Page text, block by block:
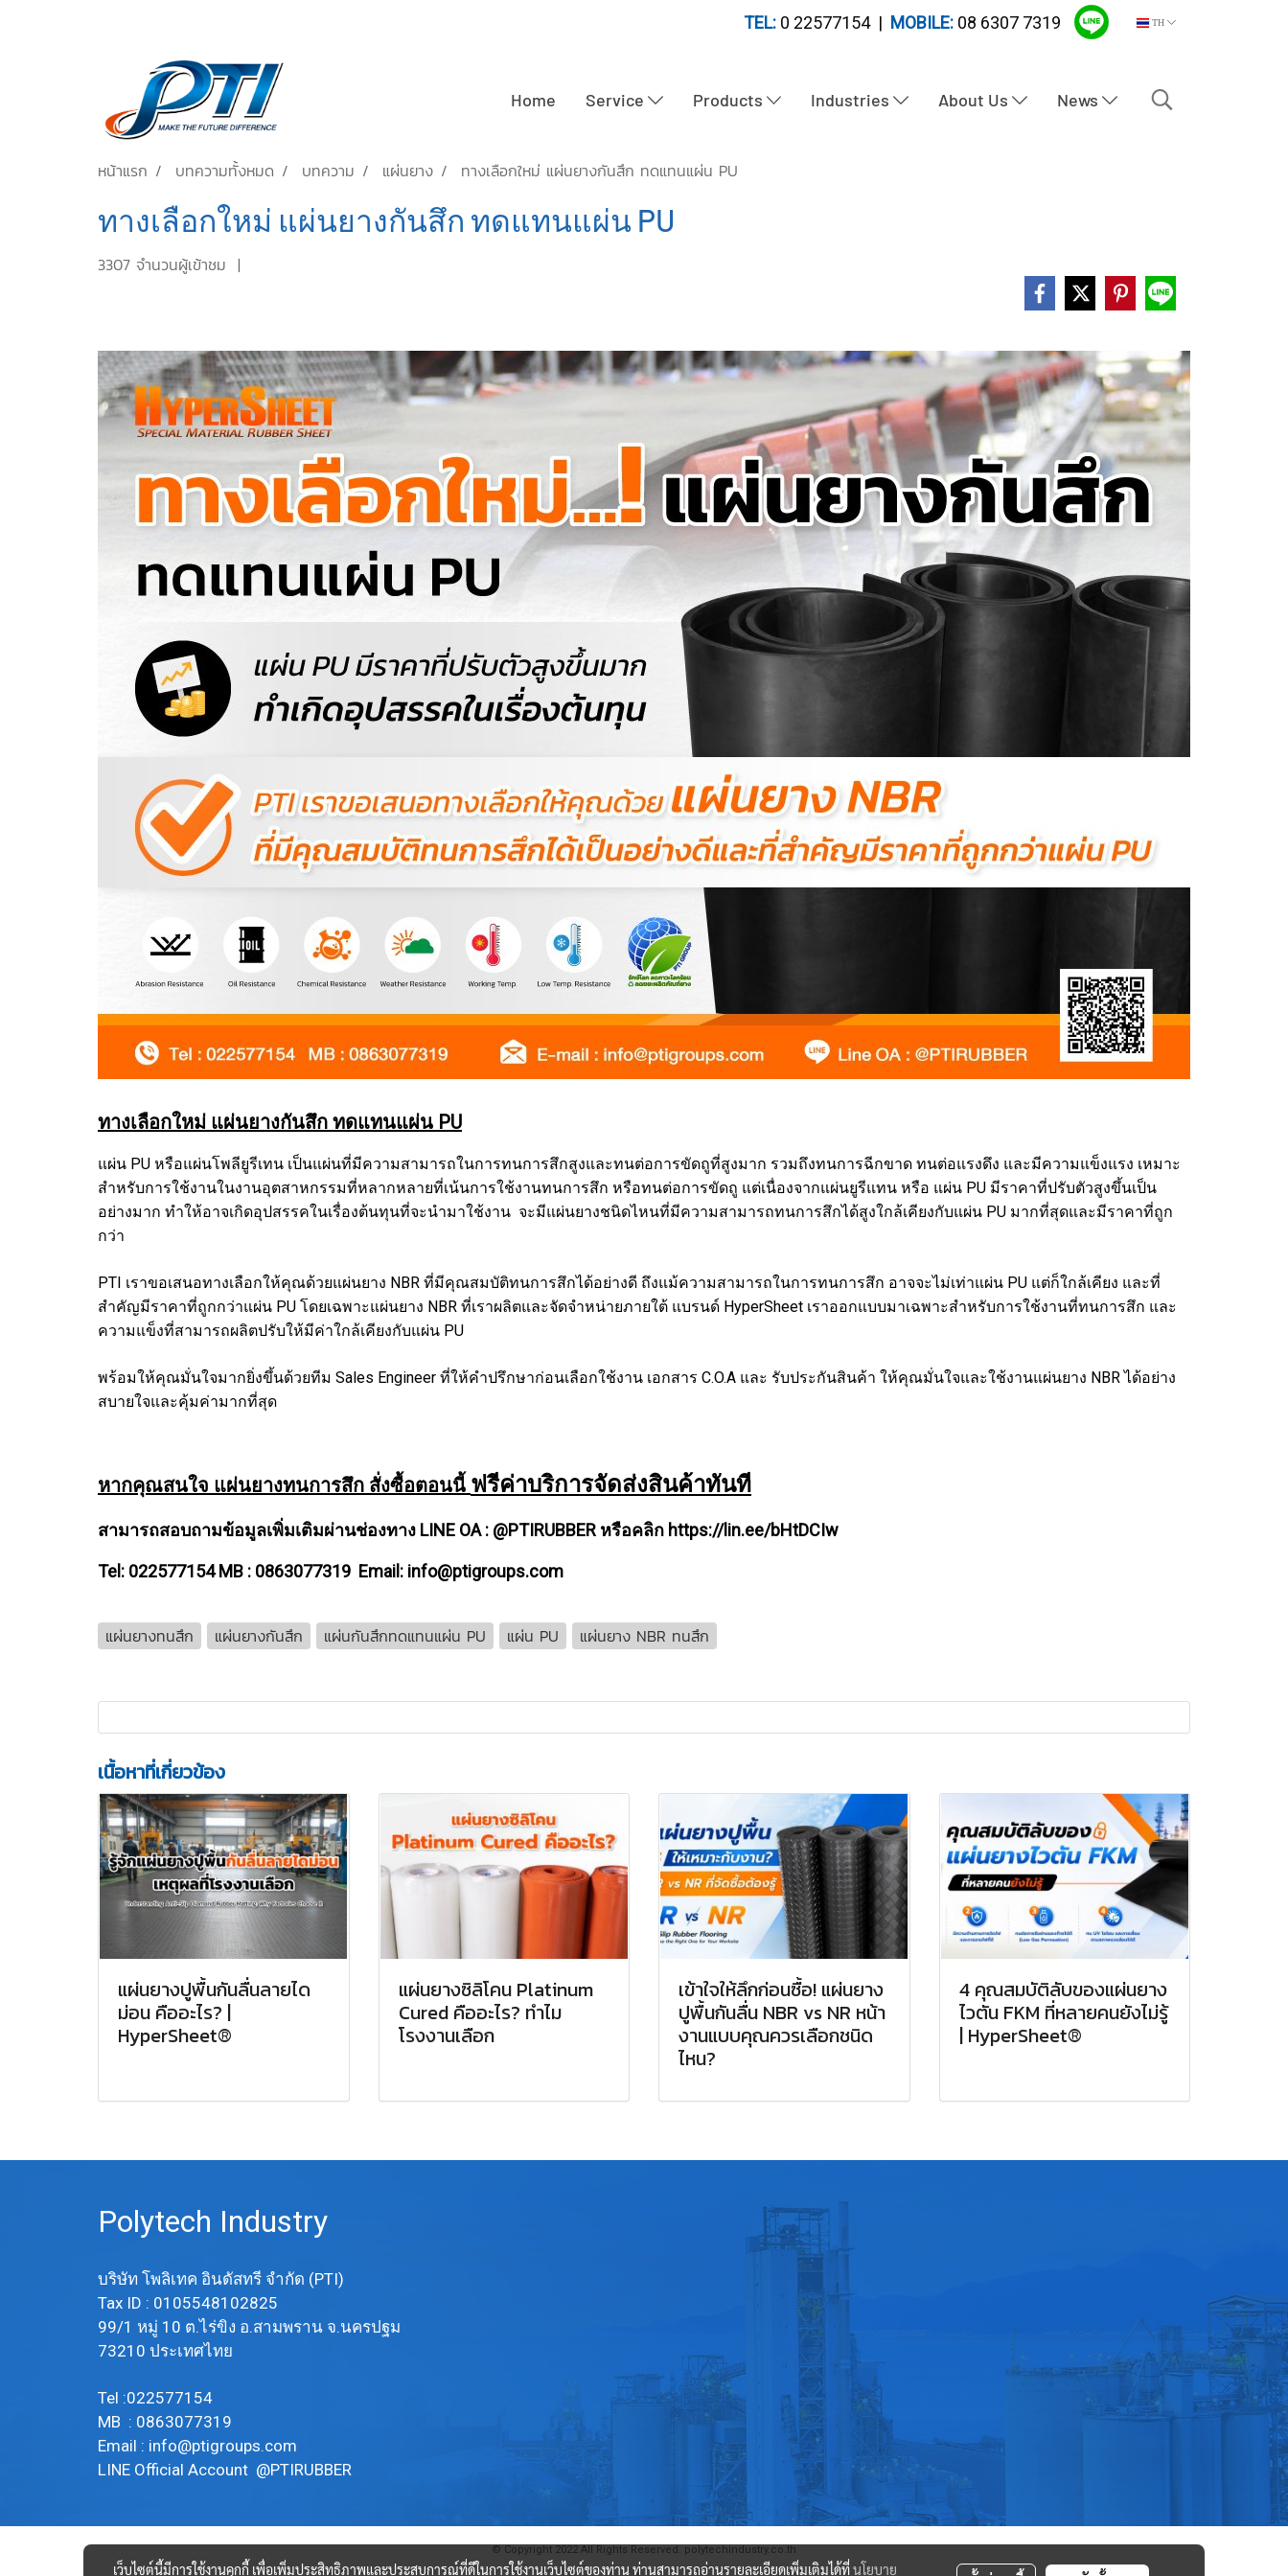
TEL:0 22577154 | MOBILE: 08 6307 7319 TH
Home Service Products Industries About Us News
หน้าแรก บทความทั้งหมด บทความ แผ่นยาง ทางเลือกใหม่ แผ่นยางกันสึก ทดแทนแผ่น PU
ทางเลือกใหม่ แผ่นยางกันสึก ทดแทนแผ่น PU
3307 จำนวนผู้เข้าชม |
ทางเลือกใหม่ แผ่นยางกันสึก ทดแทนแผ่น PU
แผ่น PU หรือแผ่นโพลียูรีเทน เป็นแผ่นที่มีความสามารถในการทนการสึกสูงและทนต่อการขัดถูที่สูงมาก รวมถึงทนการฉีกขาด ทนต่อแรงดึง และมีความแข็งแรง เหมาะ
สำหรับการใช้งานในงานอุตสาหกรรมที่หลากหลายที่เน้นการใช้งานทนการสึก หรือทนต่อการขัดถู แต่เนื่องจากแผ่นยูรีแทน หรือ แผ่น PU มีราคาที่ปรับตัวสูงขึ้นเป็น
อย่างมาก ทำให้อาจเกิดอุปสรรคในเรื่องต้นทุนที่จะนำมาใช้งาน จะมีแผ่นยางชนิดไหนที่มีความสามารถทนการสึกได้สูงใกล้เคียงกับแผ่น PU มากที่สุดและมีราคาที่ถูก
กว่า
PTI เราขอเสนอทางเลือกให้คุณด้วยแผ่นยาง NBR ที่มีคุณสมบัติทนการสึกได้อย่างดี ถึงแม้ความสามารถในการทนการสึก อาจจะไม่เท่าแผ่น PU แต่ก็ใกล้เคียง และที่
สำคัญมีราคาที่ถูกกว่าแผ่น PU โดยเฉพาะแผ่นยาง NBR ที่เราผลิตและจัดจำหน่ายภายใต้ แบรนด์ HyperSheet เราออกแบบมาเฉพาะสำหรับการใช้งานที่ทนการสึก และ
ความแข็งที่สามารถผลิตปรับให้มีค่าใกล้เคียงกับแผ่น PU
พร้อมให้คุณมั่นใจมากยิ่งขึ้นด้วยทีม Sales Engineer ที่ให้คำปรึกษาก่อนเลือกใช้งาน เอกสาร C.O.A และ รับประกันสินค้า ให้คุณมั่นใจและใช้งานแผ่นยาง NBR ได้อย่าง
สบายใจและคุ้มค่ามากที่สุด
หากคุณสนใจ แผ่นยางทนการสึก สั่งซื้อตอนนี้ ฟรีค่าบริการจัดส่งสินค้าทันที
สามารถสอบถามข้อมูลเพิ่มเติมผ่านช่องทาง LINE OA : @PTIRUBBER หรือคลิก https://lin.ee/bHtDCIw
Tel: 022577154 MB : 0863077319 Email: info@ptigroups.com
แผ่นยางทนสึก แผ่นยางกันสึก แผ่นกันสึกทดแทนแผ่น PU แผ่น PU แผ่นยาง NBR ทนสึก
เนื้อหาที่เกี่ยวข้อง
แผ่นยางปูพื้นกันลื่นลายได
ม่อน คืออะไร? |
HyperSheet®
แผ่นยางซิลิโคน Platinum
Cured คืออะไร? ทำไม
โรงงานเลือก
เข้าใจให้ลึกก่อนซื้อ! แผ่นยาง
ปูพื้นกันลื่น NBR vs NR หน้า
งานแบบคุณควรเลือกชนิด
ไหน?
4 คุณสมบัติลับของแผ่นยาง
ไวตัน FKM ที่หลายคนยังไม่รู้
| HyperSheet®
Polytech Industry
บริษัท โพลิเทค อินดัสทรี จำกัด (PTI)
Tax ID : 0105548102825
99/1 หมู่ 10 ต.ไร่ขิง อ.สามพราน จ.นครปฐม
73210 ประเทศไทย
Tel :022577154
MB : 0863077319
Email : info@ptigroups.com
LINE Official Account @PTIRUBBER
© Copyright 2022 All Rights Reserved. polytechindustry.co.th
เว็บไซต์นี้มีการใช้งานคุกกี้ เพื่อเพิ่มประสิทธิภาพและประสบการณ์ที่ดีในการใช้งานเว็บไซต์ของท่าน ท่านสามารถอ่านรายละเอียดเพิ่มเติมได้ที่นโยบาย